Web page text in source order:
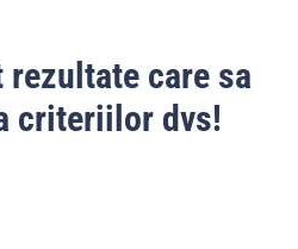
care sa
criteriilor dvs!